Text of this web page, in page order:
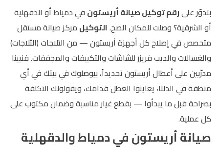
بتدوّر علىرقم توكيل صيانة أريستون في دمياط أو الدقهلية
أو الشرقية؟ وصلت للمكان الصح.التوكيل مركز صيانة مستقل
متخصص في إصلاح كل أجهزة أريستون — من التلاجات (الثلاجات)
والغسالات والديب فريزر للشاشات والتكييفات والمجففات. فنيينا
مدرّبين على أعطال أريستون تحديداً، بيوصلوك في بيتك في أي
منطقة في الدلتا، يعاينوا العطل قدامك، ويقولولك التكلفة
بصراحة قبل ما يبدأوا — بقطع غيار مناسبة وضمان مكتوب على
كل عملية.
صيانة أريستون في دمياط والدقهلية